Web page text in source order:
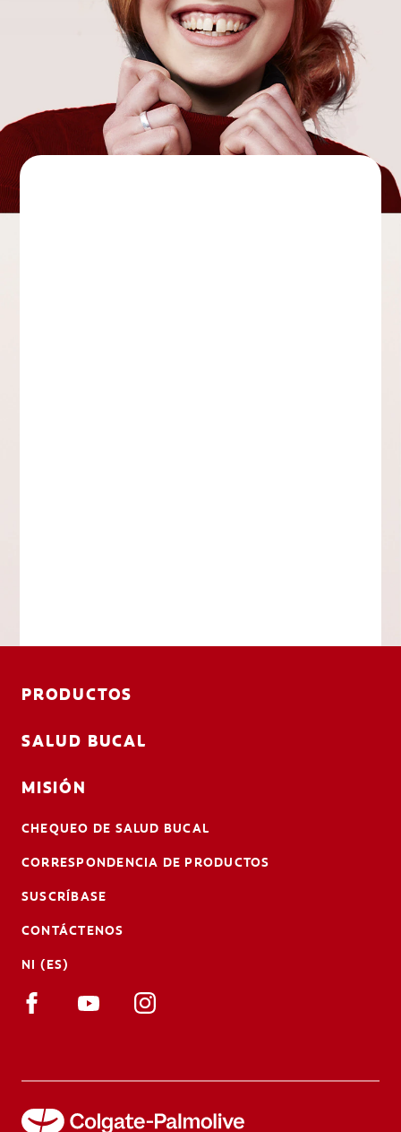
PRODUCTOS
SALUD BUCAL
MISIÓN
CHEQUEO DE SALUD BUCAL
CORRESPONDENCIA DE PRODUCTOS
SUSCRÍBASE
CONTÁCTENOS
NI (ES)